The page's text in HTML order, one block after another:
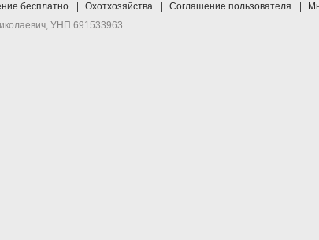
бесплатно Охотхозяйства Соглашение пользователя
УНП 691533963